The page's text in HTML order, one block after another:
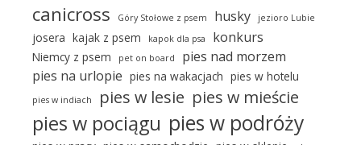
canicross Góry Stołowe z psem husky jezioro Lubie
josera kajak z psem kapok dla psa konkurs
Niemcy z psem pet on board
pies nad morzem
pies na urlopie pies na wakacjach pies w hotelu
pies w indiach pies w lesie pies w mieście
pies w pociągu pies w podróży